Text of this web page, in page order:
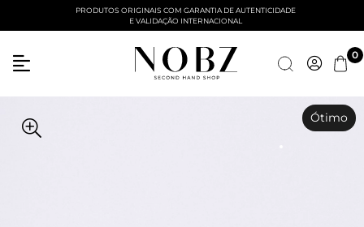
Entre com email ou cpf/cnpj
PRODUTOS ORIGINAIS COM GARANTIA DE AUTENTICIDADE
E VALIDAÇÃO INTERNACIONAL
0
Ótimo